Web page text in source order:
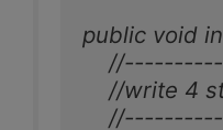
public void
//write 4